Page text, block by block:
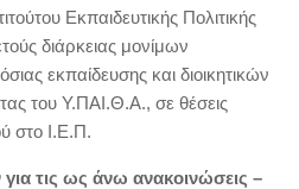
Εκπαιδευτικής Πολιτικής
διάρκειας μονίμων
εκπαίδευσης και διοικητικών
του Υ.ΠΑΙ.Θ.Α., σε θέσεις
στο Ι.Ε.Π.
τις ως άνω ανακοινώσεις –